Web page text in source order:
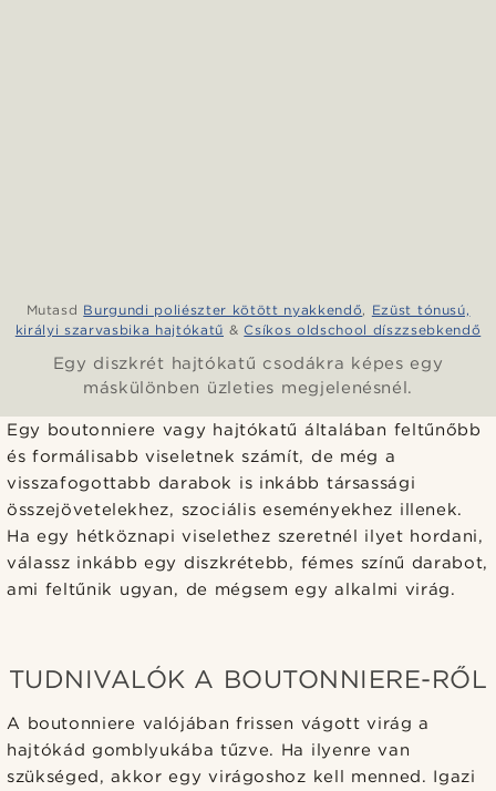
Mutasd Burgundi poliészter kötött nyakkendő, Ezüst tónusú,
királyi szarvasbika hajtókatű &Csíkos oldschool díszzsebkendő
Egy diszkrét hajtókatű csodákra képes egy
máskülönben üzleties megjelenésnél.
Egy boutonniere vagy hajtókatű általában feltűnőbb
és formálisabb viseletnek számít, de még a
visszafogottabb darabok is inkább társassági
összejövetelekhez, szociális eseményekhez illenek.
Ha egy hétköznapi viselethez szeretnél ilyet hordani,
válassz inkább egy diszkrétebb, fémes színű darabot,
ami feltűnik ugyan, de mégsem egy alkalmi virág.
TUDNIVALÓK A BOUTONNIERE-RŐL
A boutonniere valójában frissen vágott virág a
hajtókád gomblyukába tűzve. Ha ilyenre van
szükséged, akkor egy virágoshoz kell menned. Igazi